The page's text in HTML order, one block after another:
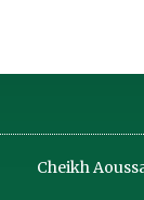
Cheikh